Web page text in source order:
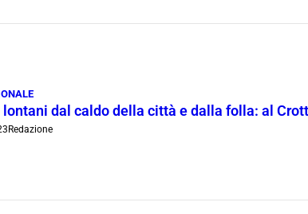
lontani dal caldo della città e dalla folla: al
Redazione